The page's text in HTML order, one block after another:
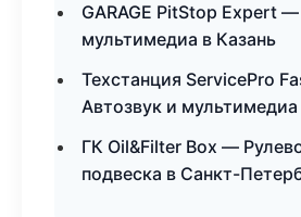
GARAGE PitStop Expert
мультимедиа в Казань
Техстанция ServicePro
Автозвук и
ГК Oil&Filter Box —
подвеска в Санкт-